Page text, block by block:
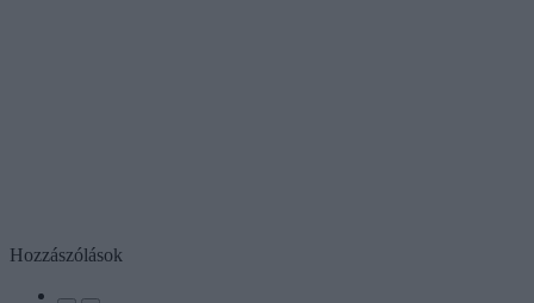
Hozzászólások